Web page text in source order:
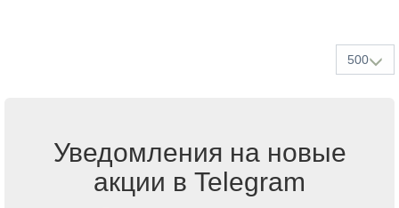
500
Уведомления на новые
акции в Telegram